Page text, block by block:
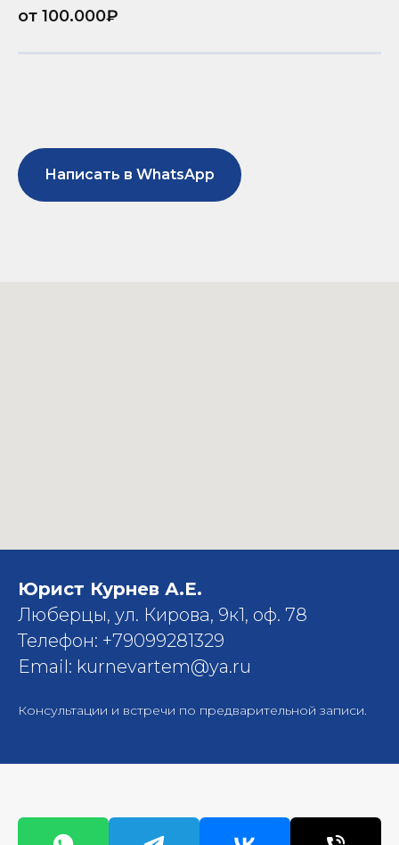
от 100.000₽
Написать в WhatsApp
Юрист Курнев А.Е.
Люберцы, ул. Кирова, 9к1, оф. 78
Телефон: +79099281329
Email: kurnevartem@ya.ru
Консультации и встречи по предварительной записи.